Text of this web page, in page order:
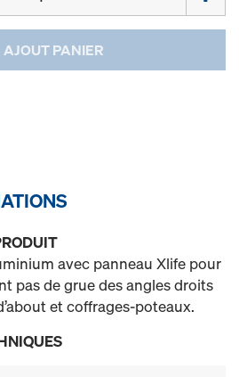
AJOUT PANIER
avec panneau Xlife pour
pas de grue des angles droits
et coffrages-poteaux.